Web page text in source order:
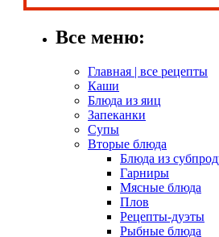
Все меню:
Главная | все рецепты
Каши
Блюда из яиц
Запеканки
Супы
Вторые блюда
Блюда из
Гарниры
Мясные блюда
Плов
Рецепты-дуэты
Рыбные блюда